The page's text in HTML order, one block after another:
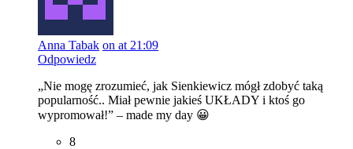
Anna Tabak on at 21:09
Odpowiedz
„Nie mogę zrozumieć, jak Sienkiewicz mógł zdobyć taką
popularność.. Miał pewnie jakieś UKŁADY i ktoś go
wypromował!” – made my day 😀
8